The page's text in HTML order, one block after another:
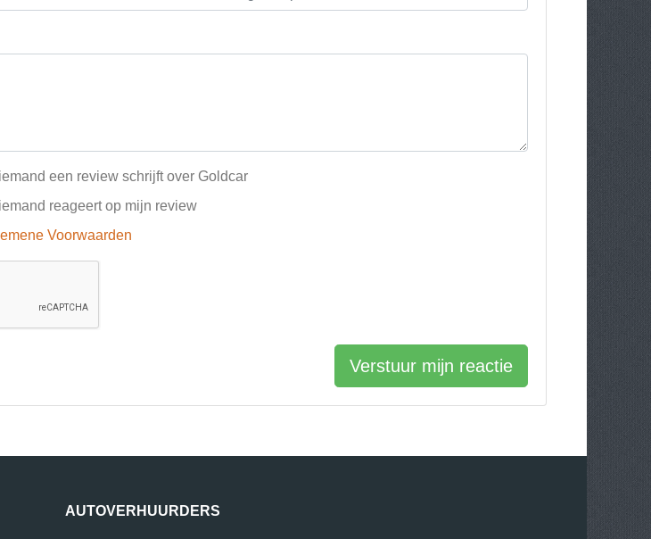
een review schrijft over Goldcar
reageert op mijn review
Voorwaarden
Verstuur mijn reactie
AUTOVERHUURDERS